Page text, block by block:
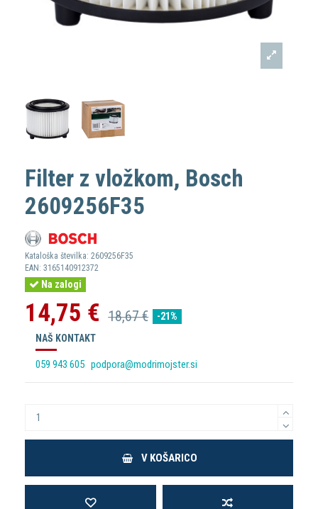
Filter z vložkom, Bosch
2609256F35
Kataloška številka: 2609256F35
EAN: 3165140912372
Na zalogi
14,75 € 18,67 €
-21%
NAŠ KONTAKT
059 943 605 podpora@modrimojster.si
V KOŠARICO